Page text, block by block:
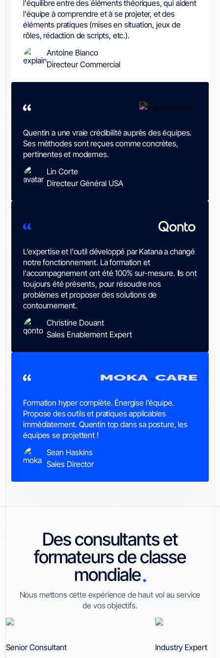
l'équilibre entre des éléments théoriques, qui aident
l'équipe à comprendre et à se projeter, et des
éléments pratiques (mises en situation, jeux de
rôles, rédaction de scripts, etc.).
Antoine Bianco
Directeur Commercial
Quentin a une vraie crédibilité auprès des équipes.
Ses méthodes sont reçues comme concrètes,
pertinentes et modernes.
Lin Corte
Directeur Général USA
L’expertise et l'outil développé par Katana a changé
notre fonctionnement. La formation et
l'accompagnement ont été 100% sur-mesure. Ils ont
toujours été présents, pour résoudre nos
problèmes et proposer des solutions de
contournement.
Christine Douant
Sales Enablement Expert
Formation hyper complète. Énergise l'équipe.
Propose des outils et pratiques applicables
immédiatement. Quentin top dans sa posture, les
équipes se projettent !
Sean Haskins
Sales Director
Des consultants et
formateurs de classe
mondiale.
Nous mettons cette expérience de haut vol au service
de vos objectifs.
Senior Consultant Industry Expert